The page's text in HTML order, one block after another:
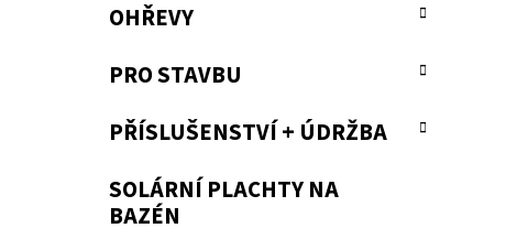
OHŘEVY
PRO STAVBU
PŘÍSLUŠENSTVÍ + ÚDRŽBA
SOLÁRNÍ PLACHTY NA
BAZÉN